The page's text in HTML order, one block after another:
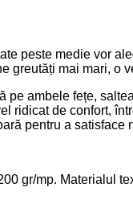
peste medie vor
greutăți mai mari, o
ambele fețe,
ridicat de confort,
pentru a
gr/mp. Materialul